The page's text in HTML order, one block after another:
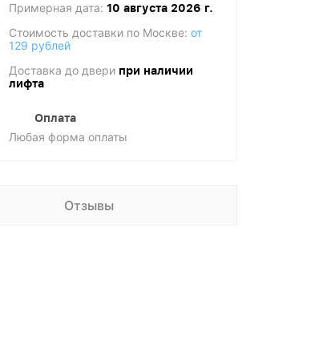
Примерная дата: 10 августа 2026 г.
Стоимость доставки по Москве: от
129 рублей
Доставка до двери при наличии
лифта
Оплата
Любая форма оплаты
Отзывы